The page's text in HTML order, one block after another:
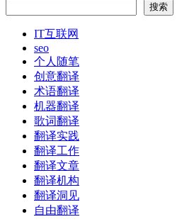
章：
搜索
IT互联网
seo
个人随笔
创意翻译
术语翻译
机器翻译
歌词翻译
翻译实践
翻译工作
翻译文章
翻译机构
翻译洞见
自由翻译